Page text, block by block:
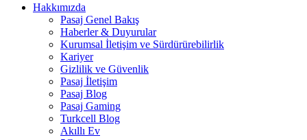
Hakkımızda
Pasaj Genel Bakış
Haberler & Duyurular
Kurumsal İletişim ve Sürdürürebilirlik
Kariyer
Gizlilik ve Güvenlik
Pasaj İletişim
Pasaj Blog
Pasaj Gaming
Turkcell Blog
Akıllı Ev